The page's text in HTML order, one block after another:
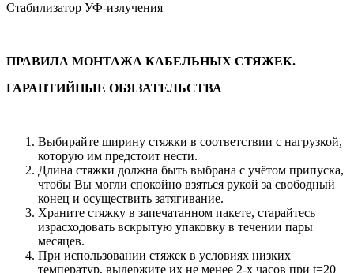
Стабилизатор УФ-излучения
ПРАВИЛА МОНТАЖА КАБЕЛЬНЫХ СТЯЖЕК.
ГАРАНТИЙНЫЕ ОБЯЗАТЕЛЬСТВА
Выбирайте ширину стяжки в соответствии с нагрузкой,
которую им предстоит нести.
Длина стяжки должна быть выбрана с учётом припуска,
чтобы Вы могли спокойно взяться рукой за свободный
конец и осуществить затягивание.
Храните стяжку в запечатанном пакете, старайтесь
израсходовать вскрытую упаковку в течении пары
месяцев.
При использовании стяжек в условиях низких
температур, выдержите их не менее 2-х часов при t=20